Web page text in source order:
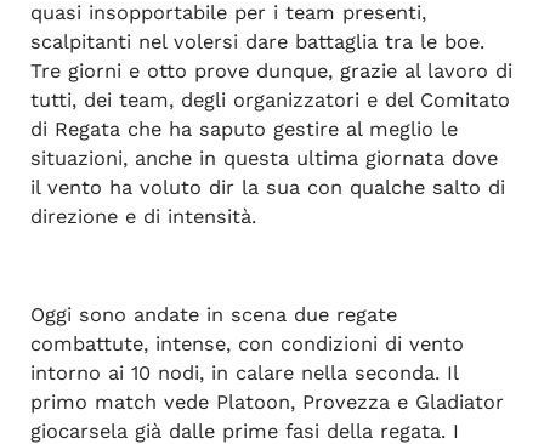
quasi insopportabile per i team presenti,
scalpitanti nel volersi dare battaglia tra le boe.
Tre giorni e otto prove dunque, grazie al lavoro di
tutti, dei team, degli organizzatori e del Comitato
di Regata che ha saputo gestire al meglio le
situazioni, anche in questa ultima giornata dove
il vento ha voluto dir la sua con qualche salto di
direzione e di intensità.
Oggi sono andate in scena due regate
combattute, intense, con condizioni di vento
intorno ai 10 nodi, in calare nella seconda. Il
primo match vede Platoon, Provezza e Gladiator
giocarsela già dalle prime fasi della regata. I